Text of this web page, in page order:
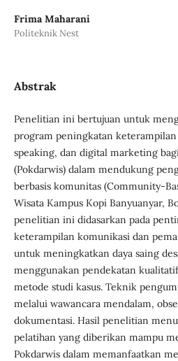
Frima Maharani
Politeknik Nest
Abstrak
Penelitian ini bertujuan untuk
program peningkatan
speaking, dan digital marketing
(Pokdarwis) dalam mendukung
berbasis komunitas (Community-
Wisata Kampus Kopi Banyuanyar,
penelitian ini didasarkan pada
keterampilan komunikasi dan
untuk meningkatkan daya saing
menggunakan pendekatan
metode studi kasus. Teknik
melalui wawancara mendalam,
dokumentasi. Hasil penelitian
pelatihan yang diberikan mampu
Pokdarwis dalam memanfaatkan